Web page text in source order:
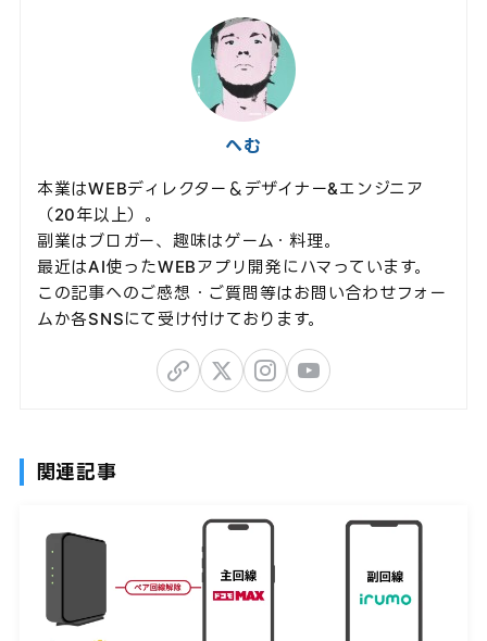
へむ
本業はWEBディレクター＆デザイナー&エンジニア
（20年以上）。
副業はブロガー、趣味はゲーム・料理。
最近はAI使ったWEBアプリ開発にハマっています。
この記事へのご感想・ご質問等はお問い合わせフォー
ムか各SNSにて受け付けております。
関連記事